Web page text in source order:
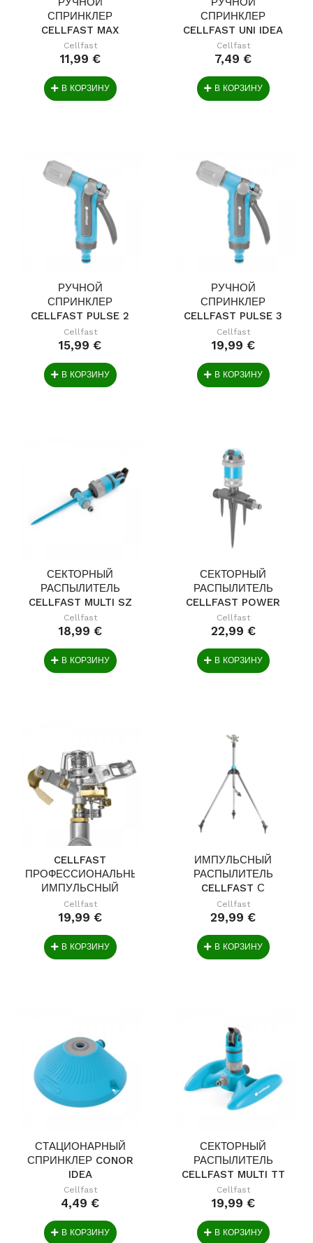
СПРИНКЛЕР
CELLFAST MAX
IDEAL
Cellfast
11,99 €
В КОРЗИНУ
СПРИНКЛЕР
CELLFAST UNI IDEA
Cellfast
7,49 €
В КОРЗИНУ
РУЧНОЙ
СПРИНКЛЕР
CELLFAST PULSE 2
IDEA
Cellfast
15,99 €
В КОРЗИНУ
РУЧНОЙ
СПРИНКЛЕР
CELLFAST PULSE 3
IDEA
Cellfast
19,99 €
В КОРЗИНУ
СЕКТОРНЫЙ
РАСПЫЛИТЕЛЬ
CELLFAST MULTI SZ
IDEAL
Cellfast
18,99 €
В КОРЗИНУ
СЕКТОРНЫЙ
РАСПЫЛИТЕЛЬ
CELLFAST POWER
IDEA
Cellfast
22,99 €
В КОРЗИНУ
CELLFAST
ПРОФЕССИОНАЛЬНЫЙ
ИМПУЛЬСНЫЙ
РАСПЫЛИТЕЛ...
Cellfast
19,99 €
В КОРЗИНУ
ИМПУЛЬСНЫЙ
РАСПЫЛИТЕЛЬ
CELLFAST С
РЕГУЛИРУЕМОЙ...
Cellfast
29,99 €
В КОРЗИНУ
СТАЦИОНАРНЫЙ
СПРИНКЛЕР CONOR
IDEA
Cellfast
4,49 €
В КОРЗИНУ
СЕКТОРНЫЙ
РАСПЫЛИТЕЛЬ
CELLFAST MULTI TT
IDEA
Cellfast
19,99 €
В КОРЗИНУ